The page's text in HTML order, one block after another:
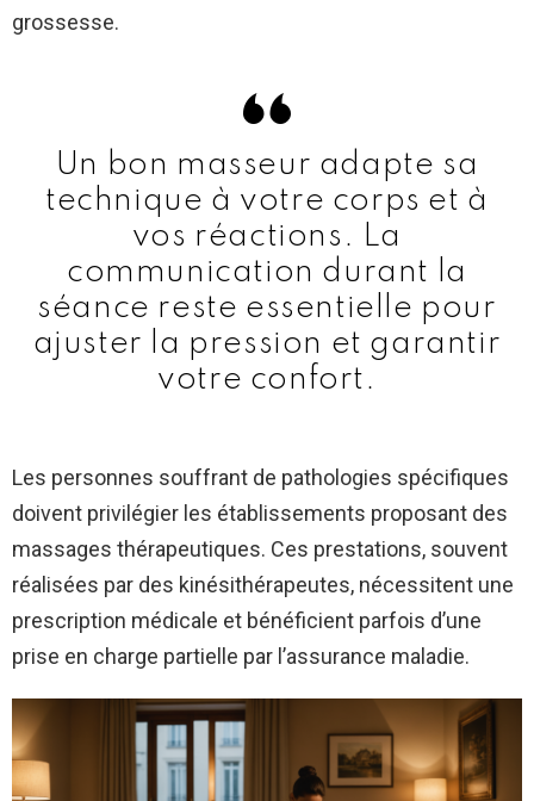
grossesse.
Un bon masseur adapte sa
technique à votre corps et à
vos réactions. La
communication durant la
séance reste essentielle pour
ajuster la pression et garantir
votre confort.
Les personnes souffrant de pathologies spécifiques
doivent privilégier les établissements proposant des
massages thérapeutiques. Ces prestations, souvent
réalisées par des kinésithérapeutes, nécessitent une
prescription médicale et bénéficient parfois d’une
prise en charge partielle par l’assurance maladie.